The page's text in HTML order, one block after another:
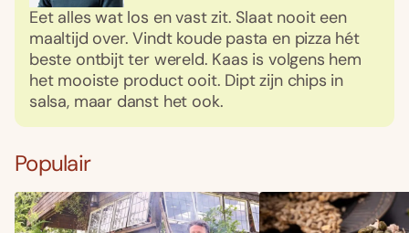
Eet alles wat los en vast zit. Slaat nooit een
maaltijd over. Vindt koude pasta en pizza hét
beste ontbijt ter wereld. Kaas is volgens hem
het mooiste product ooit. Dipt zijn chips in
salsa, maar danst het ook.
Populair